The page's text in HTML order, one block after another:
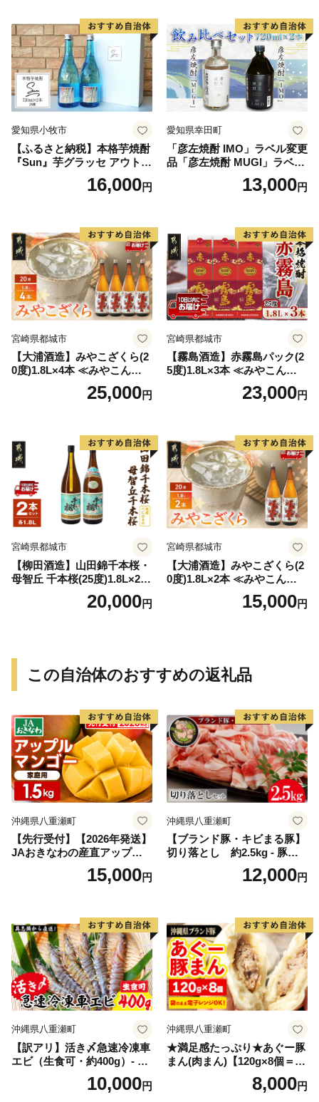
愛知県小牧市
【ふるさと納税】本格芋焼酎
『Sun』芋グラッセ アウトド
ア ソロキャンプ ベランピン
グ 巣ごもり 就労支援16,000円
愛知県幸田町
「彦左焼酎 IMO」ラベル変更
品「彦左焼酎 MUGI」ラベル
変更品 飲み比べ セット 合計
2本 720ml×各1本 25度 焼酎
13,000円
宮崎県都城市
【大浦酒造】みやこざくら(2
0度)1.8L×4本 ≪みやこんじょ
特急便≫_AD-077125,000円
宮崎県都城市
【霧島酒造】赤霧島パック(2
5度)1.8L×3本 ≪みやこんじょ
特急便≫_23-07-K03P-1800-3
23,000円
宮崎県都城市
【柳田酒造】山田錦千本桜・
母智丘 千本桜(25度)1.8L×2本
≪みやこんじょ特急便≫_AC
20,000円
宮崎県都城市
【大浦酒造】みやこざくら(2
0度)1.8L×2本 ≪みやこんじょ
特急便≫_MJ-077115,000円
この自治体のおすすめの返礼品
沖縄県八重瀬町
【先行受付】【2026年発送】
JAおきなわの産直アップル
マンゴー 約1.5kg【ご家庭
用・白箱】- 先行予約 沖縄 産
15,000円
沖縄県八重瀬町
【ブランド豚・キビまる豚】
切り落とし 約2.5kg - 豚肉
小分け 500gずつ 部位混合
色々楽しめる 人気 しょうが
ランド豚 おすすめ 沖縄県 八
重瀬町【価格改定】
12,000円
沖縄県八重瀬町
【訳アリ】活き〆急速冷凍車
エビ（生食可・約400g）- 海
老 車えび 車海老 冷凍 生エビ
国産 養殖 えび天 エビフライ
10,000円
沖縄県八重瀬町
★満足感たっぷり★あぐー豚
まん(肉まん)【120g×8個＝96
0g】袋のまま電子レンジで温
めて、お召し上がりくださ
8,000円